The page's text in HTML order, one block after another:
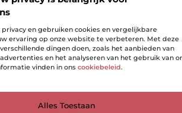
en gebruiken cookies en vergelijkbare
ervaring op onze website te verbeteren. Met deze
dingen doen, zoals het aanbieden van
en het analyseren van het gebruik van
vinden in ons cookiebeleid.
Alles Toestaan